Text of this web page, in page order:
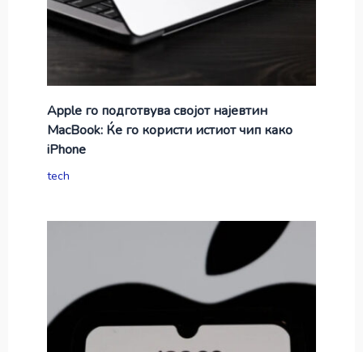
Apple го подготвува својот најевтин
MacBook: Ќе го користи истиот чип како
iPhone
tech